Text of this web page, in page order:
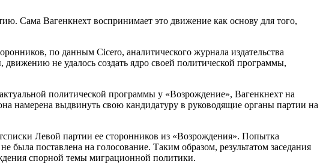
Сама Вагенкнехт воспринимает это движение как основу для того,
по данным Cicero, аналитического журнала издательства
не удалось создать ядро своей политической программы,
политической программы у «Возрождение», Вагенкнехт на
намерена выдвинуть свою кандидатуру в руководящие органы партии на
Левой партии ее сторонников из «Возрождения». Попытка
была поставлена на голосование. Таким образом, результатом заседания
спорной темы миграционной политики.